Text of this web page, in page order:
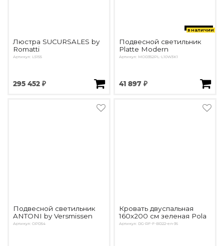
Люстра SUCURSALES by
Romatti
Артикул: L5155
295 452 ₽
в наличии
Подвесной светильник
Platte Modern
Артикул: MOD352PL-L10W3K1
41 897 ₽
Подвесной светильник
ANTONI by Versmissen
Артикул: OPD54
Кровать двуспальная
160х200 см зеленая Pola
Артикул: DG-RF-F-BD22-en-36